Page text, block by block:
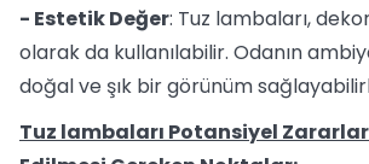
- Estetik Değer: Tuz lambaları,
olarak da kullanılabilir. Odanın
doğal ve şık bir görünüm
Tuz lambaları Potansiyel